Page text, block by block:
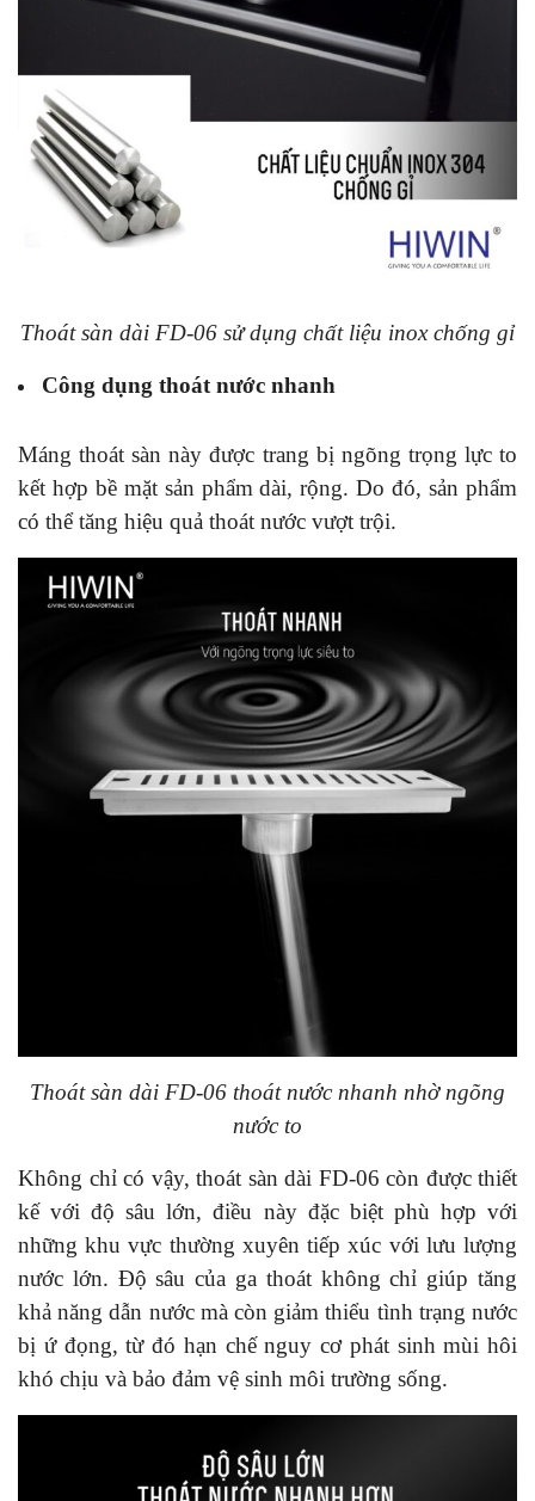
Thoát sàn dài FD-06 sử dụng chất liệu inox chống gỉ
Công dụng thoát nước nhanh
Máng thoát sàn này được trang bị ngõng trọng lực to
kết hợp bề mặt sản phẩm dài, rộng. Do đó, sản phẩm
có thể tăng hiệu quả thoát nước vượt trội.
Thoát sàn dài FD-06 thoát nước nhanh nhờ ngõng
nước to
Không chỉ có vậy, thoát sàn dài FD-06 còn được thiết
kế với độ sâu lớn, điều này đặc biệt phù hợp với
những khu vực thường xuyên tiếp xúc với lưu lượng
nước lớn. Độ sâu của ga thoát không chỉ giúp tăng
khả năng dẫn nước mà còn giảm thiểu tình trạng nước
bị ứ đọng, từ đó hạn chế nguy cơ phát sinh mùi hôi
khó chịu và bảo đảm vệ sinh môi trường sống.